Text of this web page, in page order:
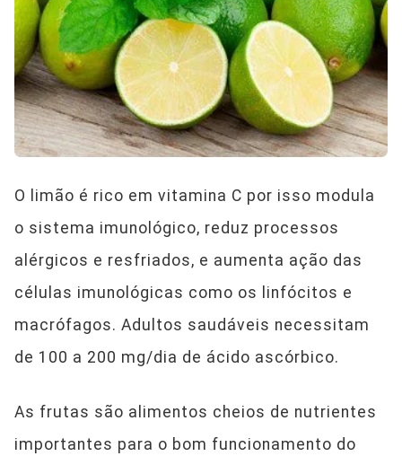
O limão é rico em vitamina C por isso modula
o sistema imunológico, reduz processos
alérgicos e resfriados, e aumenta ação das
células imunológicas como os linfócitos e
macrófagos. Adultos saudáveis necessitam
de 100 a 200 mg/dia de ácido ascórbico.
As frutas são alimentos cheios de nutrientes
importantes para o bom funcionamento do